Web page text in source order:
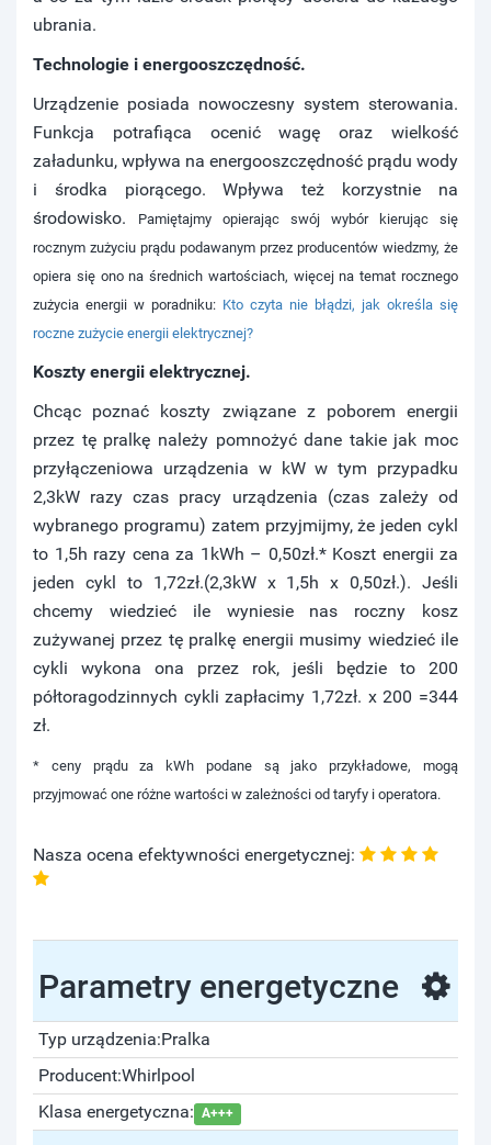
ubrania.
Technologie i energooszczędność.
Urządzenie posiada nowoczesny system sterowania.
Funkcja potrafiąca ocenić wagę oraz wielkość
załadunku, wpływa na energooszczędność prądu wody
i środka piorącego. Wpływa też korzystnie na
środowisko.
Pamiętajmy opierając swój wybór kierując się
rocznym zużyciu prądu podawanym przez producentów wiedzmy, że
opiera się ono na średnich wartościach, więcej na temat rocznego
zużycia energii w poradniku: Kto czyta nie błądzi, jak określa się
roczne zużycie energii elektrycznej?
Koszty energii elektrycznej.
Chcąc poznać koszty związane z poborem energii
przez tę pralkę należy pomnożyć dane takie jak moc
przyłączeniowa urządzenia w kW w tym przypadku
2,3kW razy czas pracy urządzenia (czas zależy od
wybranego programu) zatem przyjmijmy, że jeden cykl
to 1,5h razy cena za 1kWh – 0,50zł.* Koszt energii za
jeden cykl to 1,72zł.(2,3kW x 1,5h x 0,50zł.). Jeśli
chcemy wiedzieć ile wyniesie nas roczny kosz
zużywanej przez tę pralkę energii musimy wiedzieć ile
cykli wykona ona przez rok, jeśli będzie to 200
półtoragodzinnych cykli zapłacimy 1,72zł. x 200 =344
zł.
* ceny prądu za kWh podane są jako przykładowe, mogą
przyjmować one różne wartości w zależności od taryfy i operatora.
Nasza ocena efektywności energetycznej:
Parametry energetyczne
Typ urządzenia:Pralka
Producent:Whirlpool
Klasa energetyczna: A+++